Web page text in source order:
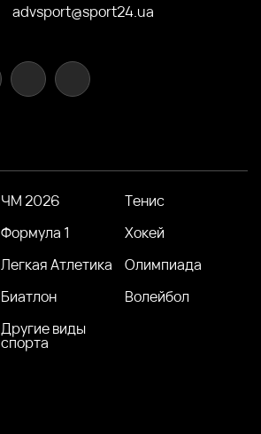
advsport@sport24.ua
ЧМ 2026
Тенис
Формула 1
Хокей
Легкая Атлетика
Олимпиада
Биатлон
Волейбол
Другие виды
спорта